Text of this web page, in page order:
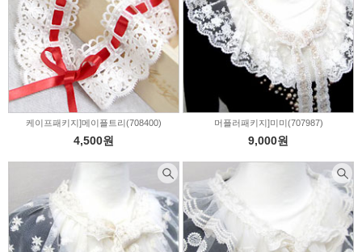
케이프패키지]메이플트리(708400)
4,500원
머플러패키지]미미(707987)
9,000원